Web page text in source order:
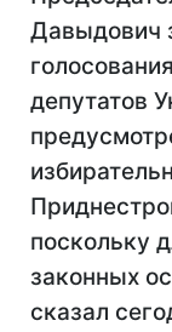
Давыдович
депутатов
поскольку
законных
сказал